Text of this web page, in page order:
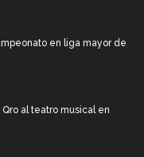
en liga mayor de
al teatro musical en